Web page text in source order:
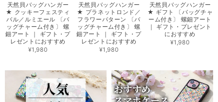
天然貝バッグハンガー
★ クッキーフェスティ
バル／ルミエール 〔バ
ッグチャーム付き〕 螺
鈿アート ｜ ギフト・プ
レゼントにおすすめ
¥1,980
天然貝バッグハンガー
★ プラネットロンド／
フラワーパターン 〔バ
ッグチャーム付き〕 螺
鈿アート ｜ ギフト・プ
レゼントにおすすめ
¥1,980
天然貝バッグハンガー
★ ギフト 〔バッグチャ
ーム付き〕 螺鈿アート
｜ ギフト・プレゼント
におすすめ
¥1,980